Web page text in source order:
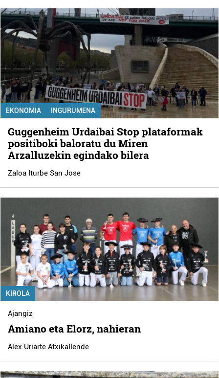
EKONOMIA INGURUMENA
Guggenheim Urdaibai Stop plataformak
positiboki baloratu du Miren
Arzalluzekin egindako bilera
Zaloa Iturbe San Jose
KIROLA
Ajangiz
Amiano eta Elorz, nahieran
Alex Uriarte Atxikallende